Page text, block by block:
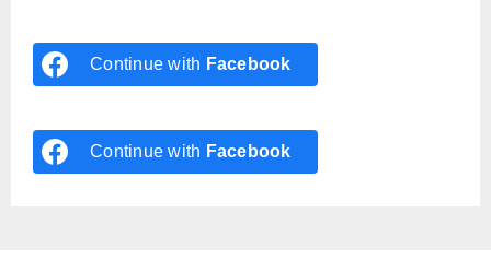
Continue with Facebook
Continue with Facebook